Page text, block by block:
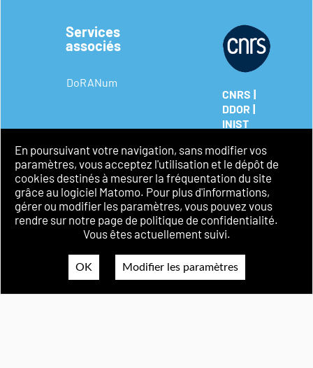
Services
associés
DoRANum
CNRS |
DDOR |
INIST
Mentions
légales
Politique de
confidentialité
Accessibilité
En poursuivant votre navigation, sans modifier vos
paramètres, vous acceptez l'utilisation et le dépôt de
cookies destinés à mesurer la fréquentation du site
grâce au logiciel Matomo. Pour plus d'informations,
gérer ou modifier les paramètres, vous pouvez vous
rendre sur notre page de politique de confidentialité.
Vous êtes actuellement suivi.
OK Modifier les paramètres